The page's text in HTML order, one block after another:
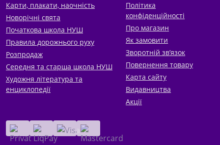
Карти, плакати, наочність
Новорічні свята
Початкова школа НУШ
Правила дорожнього руху
Розпродаж
Середня та старша школа НУШ
Художня література та
енциклопедії
Політика
конфіденційності
Про магазин
Як замовити
Зворотній зв’язок
Повернення товару
Карта сайту
Видавництва
Акції